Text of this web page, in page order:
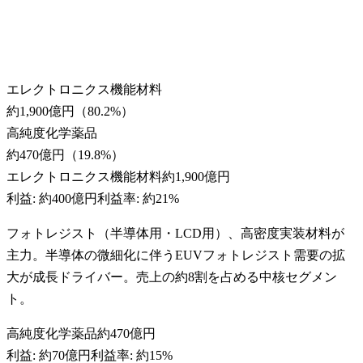
エレクトロニクス機能材料
約1,900億円
（80.2%）
高純度化学薬品
約470億円
（19.8%）
エレクトロニクス機能材料約1,900億円
利益: 約400億円利益率: 約21%
フォトレジスト（半導体用・LCD用）、高密度実装材料が
主力。半導体の微細化に伴うEUVフォトレジスト需要の拡
大が成長ドライバー。売上の約8割を占める中核セグメン
ト。
高純度化学薬品約470億円
利益: 約70億円利益率: 約15%